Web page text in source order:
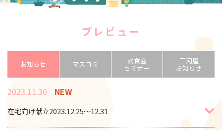
プレビュー
お知らせ マスコミ 試食会
セミナー
三河屋
お知らせ
2023.11.30 NEW
在宅向け献立2023.12.25～12.31